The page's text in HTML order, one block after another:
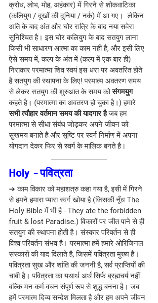
क्रोध, लोभ, मोह, अहंकार) में गिरने से शोकवाटिका
(कलियुग / दुखों की दुनिया / नर्क) में आ गए।  लेकिन
अति के बाद अंत और घोर रात्रि के बाद नया सवेरा
सुनिश्चित है। इस घोर कलियुग के बाद सतयुग लाना
किसी भी साधारण आत्मा का काम नहीं है, और इसी लिए
ऐसे समय में, कल्प के अंत में (कल्प में एक बार ही)
निराकार परमात्मा शिव स्वयं इस धरा पर अवतरित होते
है सतयुग की स्थापना के लिए! परमात्म अवतरण समय
से लेकर सतयुग की शुरुआत के समय को संगमयुग
कहते है। (परमात्मा का अवतरण हो चुका है।) हमारे
सभी त्यौहार वर्तमान समय की यादगार है जब हम
परमात्मा से सीधा संबंध जोड़कर अपने जीवन को
सुखमय बनाते है और सृष्टि पर स्वर्ग निर्माण में अपना
योगदान देकर फिर से स्वर्ग के मालिक बनते है।
Holy  - पवित्रता
➔ काम विकार को महाशत्रु कहा गया है, इसी में गिरने
से हमने हमारा प्यारा स्वर्ग खोया है (जिसकी नूँध The
Holy Bible में भी है - They ate the forbidden
fruit & lost Paradise.) विकारों पर जीत पाने से ही
सतयुग की स्थापना होती है। संस्कार परिवर्तन से ही
विश्व परिवर्तन संभव है। परमात्मा हमें हमारे ओरिजिनल
संस्कारों की याद दिलाते है, जिसमें पवित्रता मुख्य है।
पवित्रता सुख और शांति की जननी है, सर्व प्राप्तियों की
चाबी है। पवित्रता का यथार्थ अर्थ सिर्फ ब्रह्मचर्य नहीं
बल्कि मन-कर्म-वचन संपूर्ण रूप से शुद्ध बनना है। जब
हमें परमात्म दिव्य सन्देश मिलता है और हम अपने जीवन